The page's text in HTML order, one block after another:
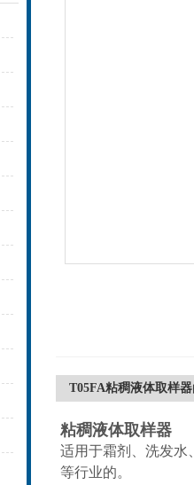
T05FA粘稠液体取样器
粘稠液体取样器
适用于霜剂、洗发水
等行业的。